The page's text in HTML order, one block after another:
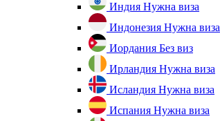
Индия Нужна виза
Индонезия Нужна виза
Иордания Без виз
Ирландия Нужна виза
Исландия Нужна виза
Испания Нужна виза